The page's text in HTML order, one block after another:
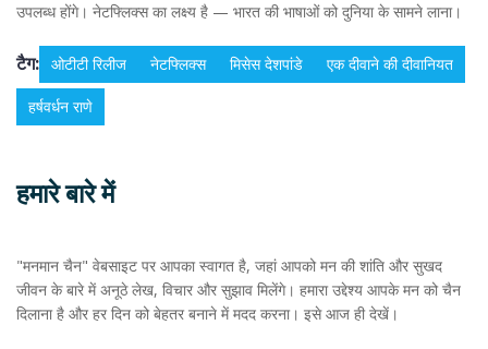
उपलब्ध होंगे। नेटफ्लिक्स का लक्ष्य है — भारत की भाषाओं को दुनिया के सामने लाना।
टैग: ओटीटी रिलीज नेटफ्लिक्स मिसेस देशपांडे एक दीवाने की दीवानियत
हर्षवर्धन राणे
हमारे बारे में
"मनमान चैन" वेबसाइट पर आपका स्वागत है, जहां आपको मन की शांति और सुखद
जीवन के बारे में अनूठे लेख, विचार और सुझाव मिलेंगे। हमारा उद्देश्य आपके मन को चैन
दिलाना है और हर दिन को बेहतर बनाने में मदद करना। इसे आज ही देखें।